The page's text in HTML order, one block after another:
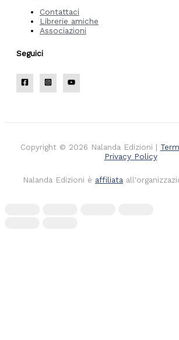
Contattaci
Librerie amiche
Associazioni
Seguici
Copyright © 2026 Nalanda Edizioni |
Privacy Policy
Nalanda Edizioni è affiliata